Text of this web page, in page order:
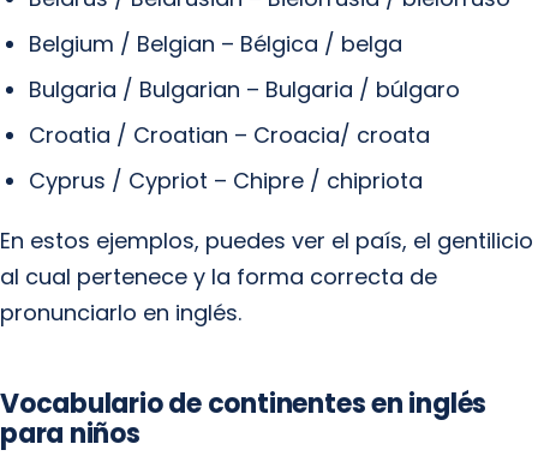
Belgium / Belgian – Bélgica / belga
Bulgaria / Bulgarian – Bulgaria / búlgaro
Croatia / Croatian – Croacia/ croata
Cyprus / Cypriot – Chipre / chipriota
En estos ejemplos, puedes ver el país, el gentilicio
al cual pertenece y la forma correcta de
pronunciarlo en inglés.
Vocabulario de continentes en inglés
para niños